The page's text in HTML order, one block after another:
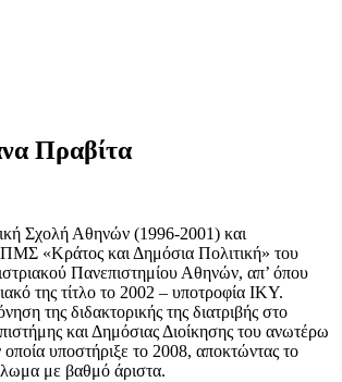
Πραβίτα
Σχολή Αθηνών (1996-2001) και
«Κράτος και Δημόσια Πολιτική» του
Πανεπιστημίου Αθηνών, απ’ όπου
της τίτλο το 2002 – υποτροφία ΙΚΥ.
της διδακτορικής της διατριβής στο
και Δημόσιας Διοίκησης του ανωτέρω
υποστήριξε το 2008, αποκτώντας το
με βαθμό άριστα.